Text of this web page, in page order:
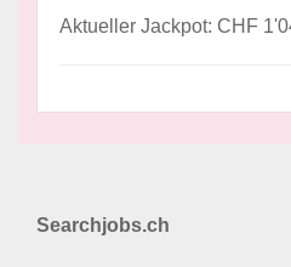
Aktueller Jackpot: CHF
Searchjobs.ch